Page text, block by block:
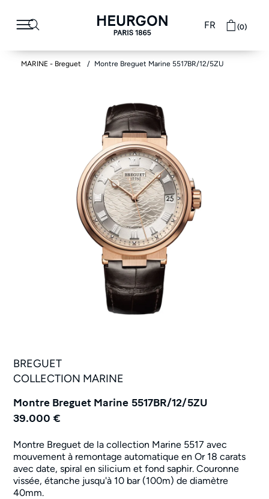
FR (0)
MARINE - Breguet Montre Breguet Marine 5517BR/12/5ZU
BREGUET
COLLECTION MARINE
Montre Breguet Marine 5517BR/12/5ZU
39.000 €
Montre Breguet de la collection Marine 5517 avec
mouvement à remontage automatique en Or 18 carats
avec date, spiral en silicium et fond saphir. Couronne
vissée, étanche jusqu'à 10 bar (100m) de diamètre
40mm.